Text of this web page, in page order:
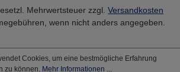
Mehrwertsteuer zzgl. Versandkosten
wenn nicht anders angegeben.
Cookies, um eine bestmögliche Erfahrung
zu können. Mehr Informationen ...